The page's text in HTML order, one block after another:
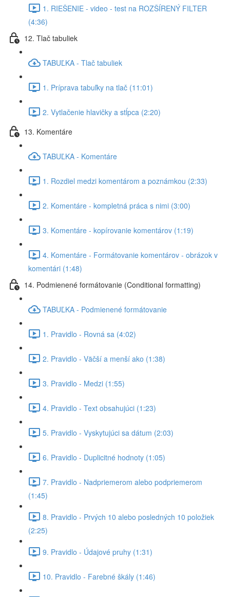
1. RIEŠENIE - video - test na ROZŠÍRENÝ FILTER
(4:36)
12. Tlač tabuliek
TABUĽKA - Tlač tabuliek
1. Príprava tabuľky na tlač (11:01)
2. Vytlačenie hlavičky a stĺpca (2:20)
13. Komentáre
TABUĽKA - Komentáre
1. Rozdiel medzi komentárom a poznámkou (2:33)
2. Komentáre - kompletná práca s nimi (3:00)
3. Komentáre - kopírovanie komentárov (1:19)
4. Komentáre - Formátovanie komentárov - obrázok v
komentári (1:48)
14. Podmienené formátovanie (Conditional formatting)
TABUĽKA - Podmienené formátovanie
1. Pravidlo - Rovná sa (4:02)
2. Pravidlo - Väčší a menší ako (1:38)
3. Pravidlo - Medzi (1:55)
4. Pravidlo - Text obsahujúci (1:23)
5. Pravidlo - Vyskytujúci sa dátum (2:03)
6. Pravidlo - Duplicitné hodnoty (1:05)
7. Pravidlo - Nadpriemerom alebo podpriemerom
(1:45)
8. Pravidlo - Prvých 10 alebo posledných 10 položiek
(2:25)
9. Pravidlo - Údajové pruhy (1:31)
10. Pravidlo - Farebné škály (1:46)